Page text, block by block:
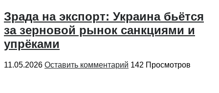
Зрада на экспорт: Украина бьётся
за зерновой рынок санкциями и
упрёками
11.05.2026 Оставить комментарий 142 Просмотров